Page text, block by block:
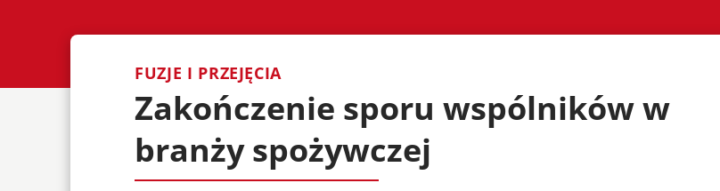
FUZJE I PRZEJĘCIA
Zakończenie sporu wspólników w
branży spożywczej